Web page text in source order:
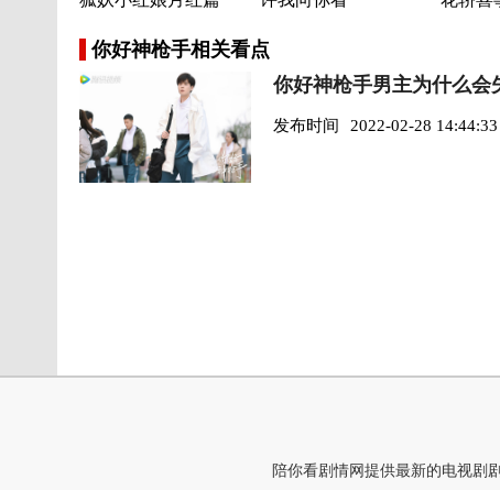
你好神枪手相关看点
你好神枪手男主为什么会
发布时间 2022-02-28 14:44:33
陪你看剧情网提供最新的电视剧